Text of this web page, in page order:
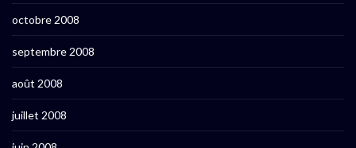
octobre 2008
septembre 2008
août 2008
juillet 2008